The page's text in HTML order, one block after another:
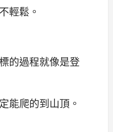
輕鬆。
的過程就像是登
能爬的到山頂。